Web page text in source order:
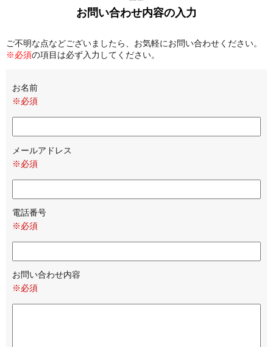
お問い合わせ内容の入力
ご不明な点などございましたら、お気軽にお問い合わせください。
※必須の項目は必ず入力してください。
お名前
※必須
メールアドレス
※必須
電話番号
※必須
お問い合わせ内容
※必須